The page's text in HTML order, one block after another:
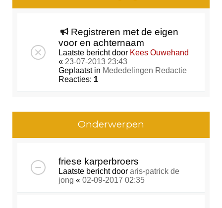
Registreren met de eigen
voor en achternaam
Laatste bericht door Kees Ouwehand
« 23-07-2013 23:43
Geplaatst in Mededelingen Redactie
Reacties: 1
Onderwerpen
friese karperbroers
Laatste bericht door aris-patrick de
jong « 02-09-2017 02:35